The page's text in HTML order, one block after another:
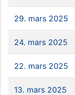
29. mars 2025
24. mars 2025
22. mars 2025
13. mars 2025